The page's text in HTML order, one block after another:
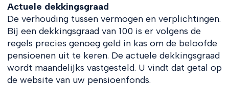
Actuele dekkingsgraad
De verhouding tussen vermogen en verplichtingen.
Bij een dekkingsgraad van 100 is er volgens de
regels precies genoeg geld in kas om de beloofde
pensioenen uit te keren. De actuele dekkingsgraad
wordt maandelijks vastgesteld. U vindt dat getal op
de website van uw pensioenfonds.